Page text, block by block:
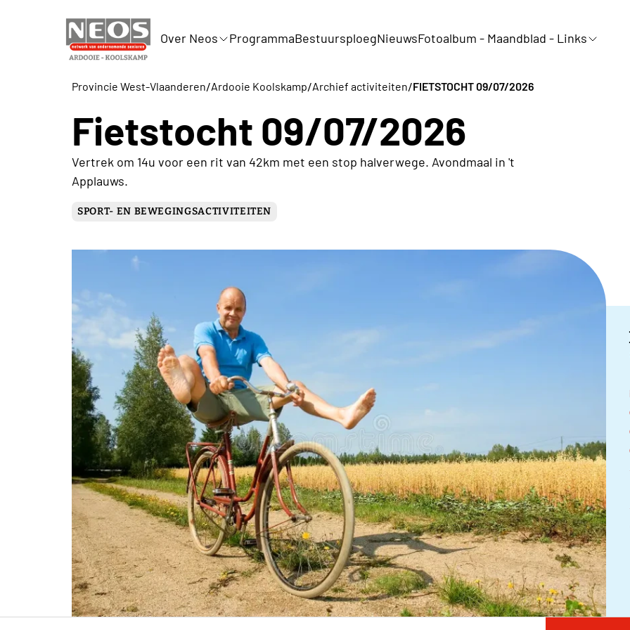
Over Neos ProgrammaBestuursploegNieuwsFotoalbum - Maandblad - Links
Provincie West-Vlaanderen/Ardooie Koolskamp/Archief activiteiten/FIETSTOCHT 09/07/2026
Fietstocht 09/07/2026
Vertrek om 14u voor een rit van 42km met een stop halverwege. Avondmaal in 't
Applauws.
SPORT- EN BEWEGINGSACTIVITEITEN